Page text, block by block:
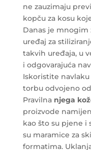
ne zauzimaju
kopču za kosu
Danas je mnogim
uređaj za
takvih uređaja, u
i odgovarajuća
Iskoristite
torbu odvojeno
Pravilna njega
proizvode
kao što su pjene i
su maramice za
formatima.